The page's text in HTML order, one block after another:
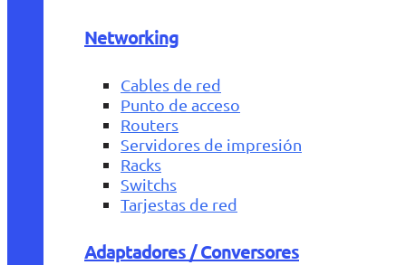
Networking
Cables de red
Punto de acceso
Routers
Servidores de impresión
Racks
Switchs
Tarjestas de red
Adaptadores / Conversores